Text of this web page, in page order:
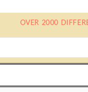
OVER 2000